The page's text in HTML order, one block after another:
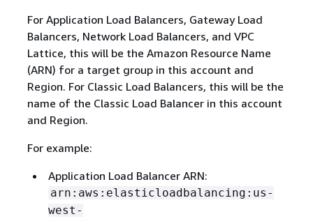
For Application Load Balancers, Gateway Load
Balancers, Network Load Balancers, and VPC
Lattice, this will be the Amazon Resource Name
(ARN) for a target group in this account and
Region. For Classic Load Balancers, this will be the
name of the Classic Load Balancer in this account
and Region.
For example:
Application Load Balancer ARN:
arn:aws:elasticloadbalancing:us-
west-